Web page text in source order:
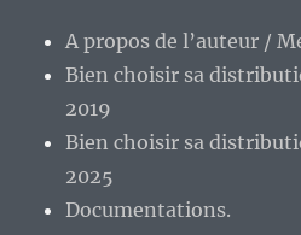
A propos de l’auteur /
Bien choisir sa
2019
Bien choisir sa
2025
Documentations.